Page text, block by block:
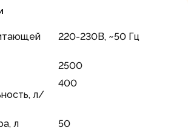
220-230В, ~50 Гц
2500
л/
400
л
50